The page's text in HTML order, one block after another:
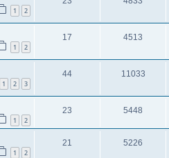
1 2
1 2
17 4513
1 2 3
44 11033
1 2
23 5448
1 2
21 5226